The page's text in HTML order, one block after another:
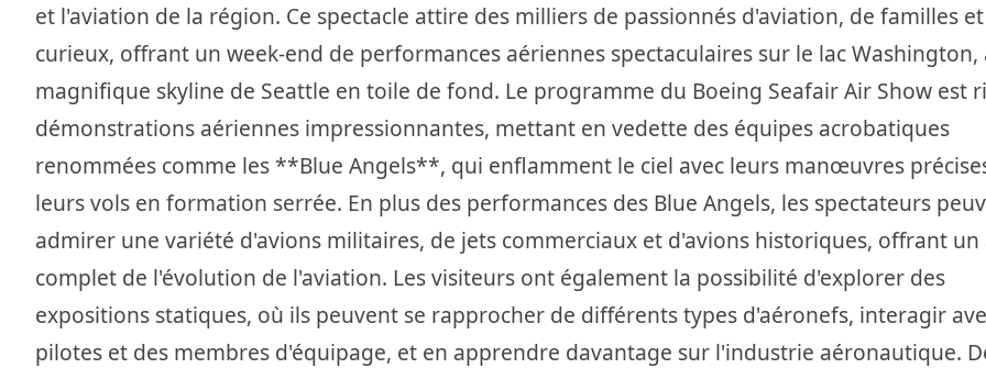
et l'aviation de la région. Ce spectacle attire des milliers de passionnés d'aviation, de familles
curieux, offrant un week-end de performances aériennes spectaculaires sur le lac Washington,
magnifique skyline de Seattle en toile de fond. Le programme du Boeing Seafair Air Show est
démonstrations aériennes impressionnantes, mettant en vedette des équipes acrobatiques
renommées comme les **Blue Angels**, qui enflamment le ciel avec leurs manœuvres
leurs vols en formation serrée. En plus des performances des Blue Angels, les spectateurs
admirer une variété d'avions militaires, de jets commerciaux et d'avions historiques, offrant un
complet de l'évolution de l'aviation. Les visiteurs ont également la possibilité d'explorer des
expositions statiques, où ils peuvent se rapprocher de différents types d'aéronefs, interagir
pilotes et des membres d'équipage, et en apprendre davantage sur l'industrie aéronautique.